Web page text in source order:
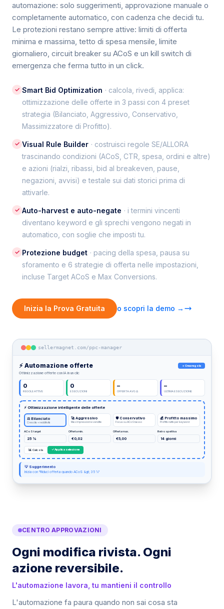
automazione: solo suggerimenti, approvazione manuale o
completamente automatico, con cadenza che decidi tu.
Le protezioni restano sempre attive: limiti di offerta
minima e massima, tetto di spesa mensile, limite
giornaliero, circuit breaker su ACoS e un kill switch di
emergenza che ferma tutto in un click.
✓ Smart Bid Optimization · calcola, rivedi, applica:
ottimizzazione delle offerte in 3 passi con 4 preset
strategia (Bilanciato, Aggressivo, Conservativo,
Massimizzatore di Profitto).
✓ Visual Rule Builder · costruisci regole SE/ALLORA
trascinando condizioni (ACoS, CTR, spesa, ordini e altre)
e azioni (rialzi, ribassi, bid al breakeven, pause,
negazioni, avvisi) e testale sui dati storici prima di
attivarle.
✓ Auto-harvest e auto-negate · i termini vincenti
diventano keyword e gli sprechi vengono negati in
automatico, con soglie che imposti tu.
✓ Protezione budget · pacing della spesa, pausa su
sforamento e 6 strategie di offerta nelle impostazioni,
incluse Target ACoS e Max Conversions.
Inizia la Prova Gratuita o scopri la demo →
sellermagnet.com/ppc-manager
⚡ Automazione offerte + Crea regola
Ottimizzazione offerte con IA in un clic
0
REGOLE ATTIVE
0
ESECUZIONI
–
OFFERTA AVG Δ
–
ULTIMA ESECUZIONE
⚡ Ottimizzazione intelligente delle offerte
⚖ Bilanciato
Crescita + redditività
🚀 Aggressivo
Max impressioni e vendite
🛡 Conservativo
Focus su ACoS basso
💰 Profitto massimo
Profitto netto per keyword
ACoS target
25 %
Offerta min.
€0,02
Offerta max.
€5,00
Retrospettiva
14 giorni
📊 Calcola ✓ Applica selezione
💡 Suggerimento
Inizia con "Riduci offerta quando ACoS &gt; 35 %"
CENTRO APPROVAZIONI
Ogni modifica rivista. Ogni
azione reversibile.
L'automazione lavora, tu mantieni il controllo
L'automazione fa paura quando non sai cosa sta